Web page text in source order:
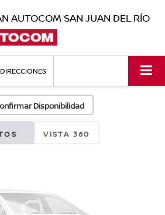
AUTOCOM SAN JUAN DEL RÍO
DIRECCIONES
Disponibilidad
VISTA 360
Fotos No
Disponibles
revise luego